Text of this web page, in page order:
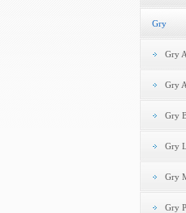
Gry
Gry
Gry
Gry
Gry
Gry
Gry